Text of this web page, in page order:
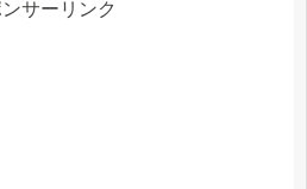
サーリンク